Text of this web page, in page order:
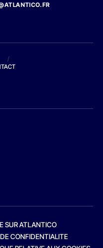
/
SUR ATLANTICO
CONFIDENTIALITE